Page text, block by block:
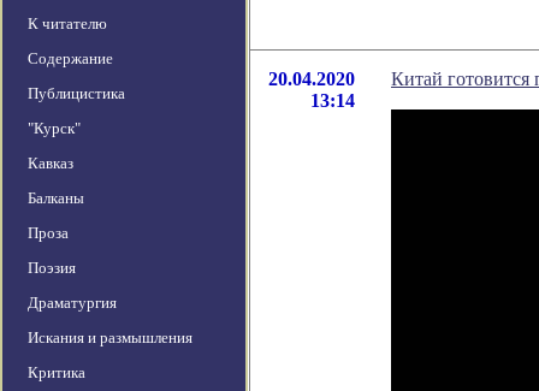
К читателю
Содержание
Публицистика
"Курск"
Кавказ
Балканы
Проза
Поэзия
Драматургия
Искания и размышления
Критика
20.04.2020
13:14
Китай готовится